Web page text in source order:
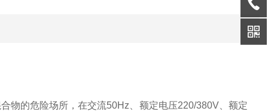
物的危险场所，在交流50Hz、额定电压220/380V、额定